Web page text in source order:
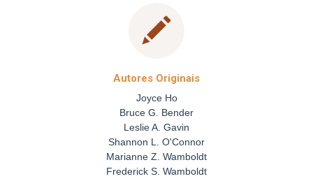
Autores Originais
Joyce Ho
Bruce G. Bender
Leslie A. Gavin
Shannon L. O'Connor
Marianne Z. Wamboldt
Frederick S. Wamboldt